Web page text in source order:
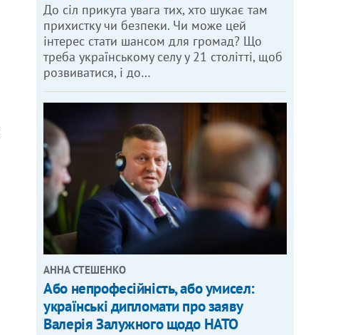
До сіл прикута увага тих, хто шукає там
прихистку чи безпеки. Чи може цей
інтерес стати шансом для громад? Що
треба українському селу у 21 столітті, щоб
розвиватися, і до…
АННА СТЕШЕНКО
Або непрофесійність, або умисел:
українські дипломати про заяву
Валерія Залужного щодо НАТО